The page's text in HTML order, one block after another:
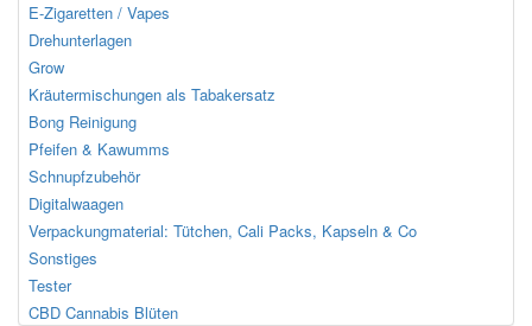
E-Zigaretten / Vapes
Drehunterlagen
Grow
Kräutermischungen als Tabakersatz
Bong Reinigung
Pfeifen & Kawumms
Schnupfzubehör
Digitalwaagen
Verpackungmaterial: Tütchen, Cali Packs, Kapseln & Co
Sonstiges
Tester
CBD Cannabis Blüten